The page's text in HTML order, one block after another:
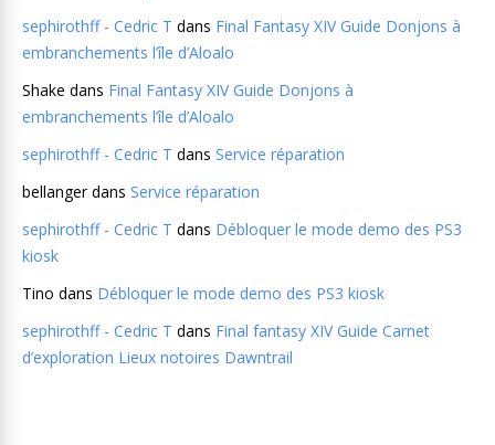
sephirothff - Cedric T dans Final Fantasy XIV Guide Donjons à
embranchements l’île d’Aloalo
Shake dans Final Fantasy XIV Guide Donjons à
embranchements l’île d’Aloalo
sephirothff - Cedric T dans Service réparation
bellangerdans Service réparation
sephirothff - Cedric T dans Débloquer le mode demo des PS3
kiosk
Tino dans Débloquer le mode demo des PS3 kiosk
sephirothff - Cedric T dans Final fantasy XIV Guide Carnet
d’exploration Lieux notoires Dawntrail